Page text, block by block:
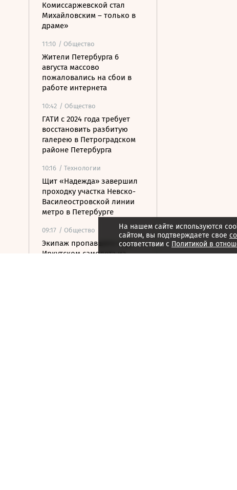
Комиссаржевской стал
Михайловским – только в
драме»
11:10 / Общество
Жители Петербурга 6
августа массово
пожаловались на сбои в
работе интернета
10:42 / Общество
ГАТИ с 2024 года требует
восстановить разбитую
галерею в Петроградском
районе Петербурга
10:16 / Технологии
Щит «Надежда» завершил
проходку участка Невско-
Василеостровской линии
метро в Петербурге
09:17 / Общество
Экипаж пропавшего под
Иркутском самолета из
На нашем сайте используются
сайтом, вы подтверждаете свое
соответствии с Политикой в